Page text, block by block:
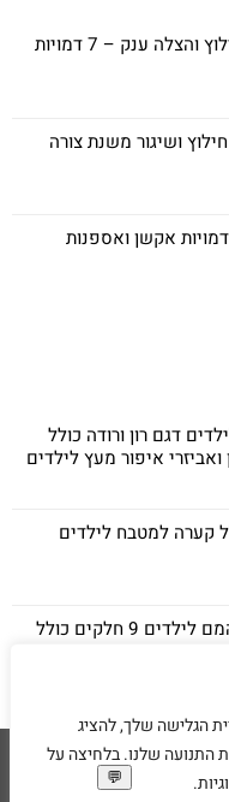
הגלישה שלך, להציג
התנועה שלנו. בלחיצה על
מפרץ ההרפתקאות: מארז חילוץ והצלה ענק – 7 דמויות
ושיגור משנת צורה
דגם רון ורודה כולל
איפור מעץ לילדים
קערה למטבח לילדים
סט סירים ממתכת צעצוע מהמם לילדים 9 חלקים כולל
American
Express
Visa